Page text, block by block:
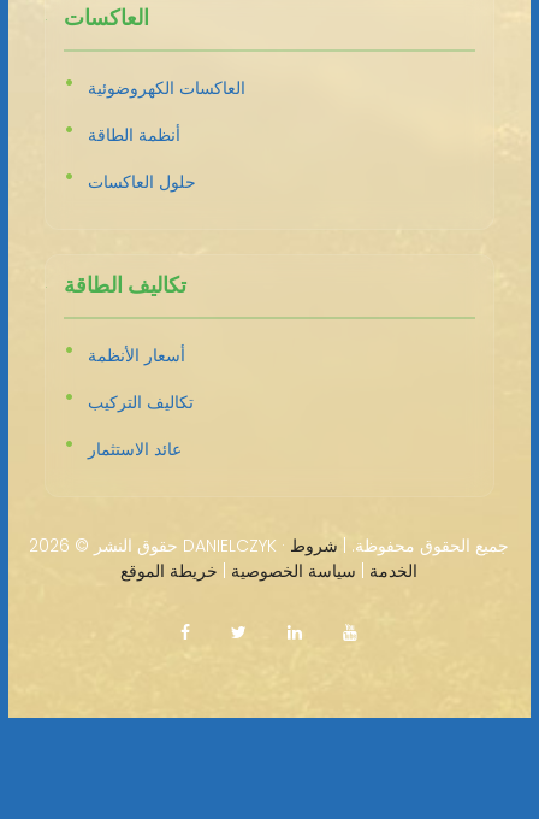
العاكسات
العاكسات الكهروضوئية
أنظمة الطاقة
حلول العاكسات
تكاليف الطاقة
أسعار الأنظمة
تكاليف التركيب
عائد الاستثمار
حقوق النشر © 2026 DANIELCZYK · جميع الحقوق محفوظة. | شروط
الخدمة
سياسة الخصوصية خريطة الموقع